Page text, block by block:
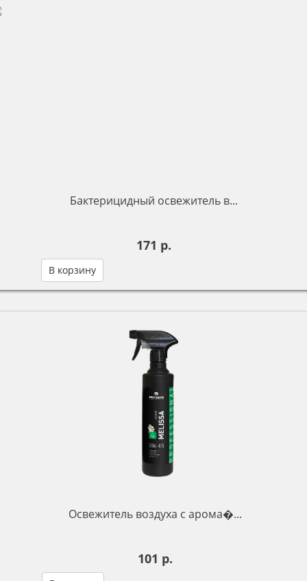
Бактерицидный освежитель в...
171 р.
В корзину
Освежитель воздуха с арома�...
101 р.